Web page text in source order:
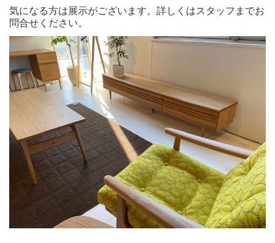
気になる方は展示がございます。詳しくはスタッフまでお
問合せください。